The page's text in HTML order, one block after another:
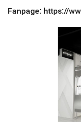
Fanpage: https://